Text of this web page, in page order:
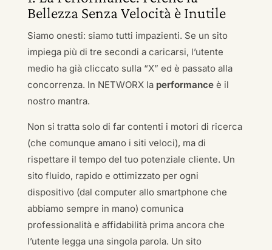
Bellezza Senza Velocità è Inutile
Siamo onesti: siamo tutti impazienti. Se un sito
impiega più di tre secondi a caricarsi, l’utente
medio ha già cliccato sulla “X” ed è passato alla
concorrenza. In NETWORX la performanceè il
nostro mantra.
Non si tratta solo di far contenti i motori di ricerca
(che comunque amano i siti veloci), ma di
rispettare il tempo del tuo potenziale cliente. Un
sito fluido, rapido e ottimizzato per ogni
dispositivo (dal computer allo smartphone che
abbiamo sempre in mano) comunica
professionalità e affidabilità prima ancora che
l’utente legga una singola parola. Un sito